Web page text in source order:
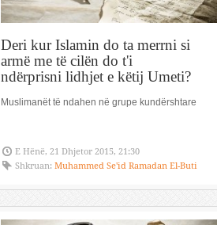
Deri kur Islamin do ta merrni si
armë me të cilën do t'i
ndërprisni lidhjet e këtij Umeti?
Muslimanët të ndahen në grupe kundërshtare
E Hënë, 21 Dhjetor 2015, 21:30
Shkruan: Muhammed Se'id Ramadan El-Buti